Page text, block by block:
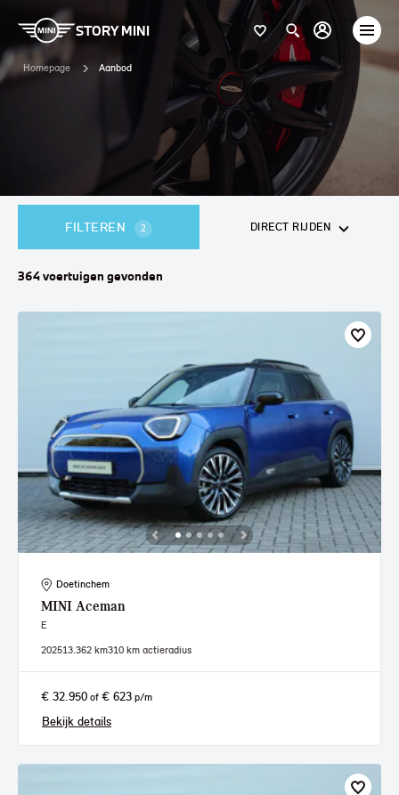
STORY MINI
Homepage Aanbod
FILTEREN 2 DIRECT RIJDEN
364voertuigen gevonden
Doetinchem
MINI Aceman
E
202513.362 km310 km actieradius
€ 32.950 of € 623 p/m
Bekijk details